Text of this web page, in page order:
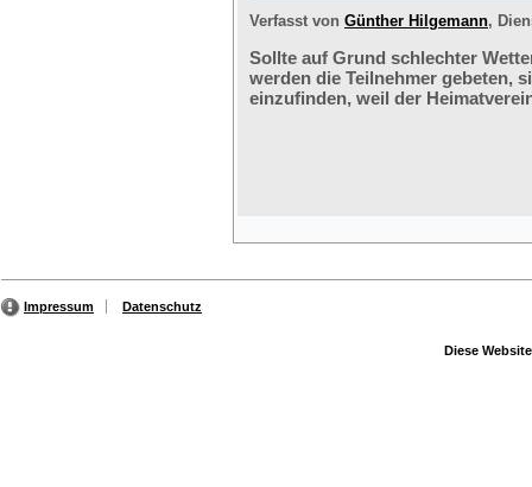
Verfasst von Günther Hilgemann,
Sollte auf Grund schlechter
werden die Teilnehmer gebeten,
einzufinden, weil der
Impressum Datenschutz
Diese